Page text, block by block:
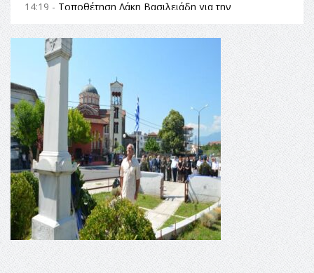
14:19 - Τοποθέτηση Λάκη Βασιλειάδη για την
Αναθεώρηση του Συντάγματος: «Σε τέτοιες κορυφαίες
θεσμικές διαδικασίες υπάρχει μόνο η ευθύνη απέναντι
στις επόμενες γενιές»
16:35 - Το πρόγραμμα του ΠΑΟΚ στον δεύτερο γύρο του
Champions League!
16:27 -
Όλυμπος: Εντάχθηκε στον Κατάλογο Παγκόσμιας
Κληρονομιάς της UNESCO – Ομόφωνη η απόφαση Ο
Όλυμπος αναγνωρίστηκε ως φυσικό και πολιτιστικό
αγαθό εξέχουσας οικουμενικής αξίας για την
ανθρωπότητα
16:18 -
ΕΝΟΡΙΑΚΕΣ ΚΑΛΟΚΑΙΡΙΝΕΣ ΔΡΑΣΕΙΣ ΓΙΑ ΠΑΙΔΙΑ
ΣΤΗΝ ΕΔΕΣΣΑ